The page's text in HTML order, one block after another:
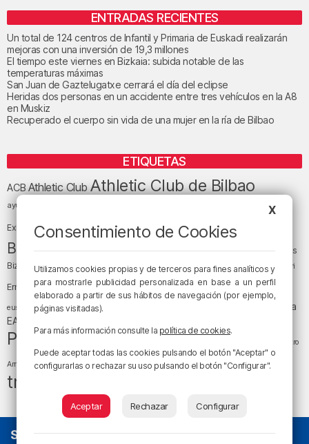
ENTRADAS RECIENTES
Un total de 124 centros de Infantil y Primaria de Euskadi realizarán
mejoras con una inversión de 19,3 millones
El tiempo este viernes en Bizkaia: subida notable de las
temperaturas máximas
San Juan de Gaztelugatxe cerrará el día del eclipse
Heridas dos personas en un accidente entre tres vehículos en la A8
en Muskiz
Recuperado el cuerpo sin vida de una mujer en la ría de Bilbao
ETIQUETAS
ACBAthletic ClubAthletic Club de Bilbao
ayuntamiento de Bilbao BEC (Bilbao
Exhibition Center) BilbaoBilbao Basket Bizkaia
Bizkaia y sus comarcas Copa del Rey cultura Cáritas
Bizkaia
Deusto Diócesis de Bilbao Egunon Bizkaia el tiempo Enkarterri
Ernesto Valverde Ertzaintza Euskadi (País Vasco)
euskera fiestas fútbol LaLiga
LaLiga
EA Sports
Política sociedadsucesos Teatro
Arriaga tiempotiempo atmosféricotráfico
tráfico en Bizkaia
SOBRE NOSOTROS
X
Consentimiento de Cookies
Utilizamos cookies propias y de terceros para fines analíticos y
para mostrarle publicidad personalizada en base a un perfil
elaborado a partir de sus hábitos de navegación (por ejemplo,
páginas visitadas).
Para más información consulte la política de cookies.
Puede aceptar todas las cookies pulsando el botón "Aceptar" o
configurarlas o rechazar su uso pulsando el botón "Configurar".
Aceptar Rechazar Configurar